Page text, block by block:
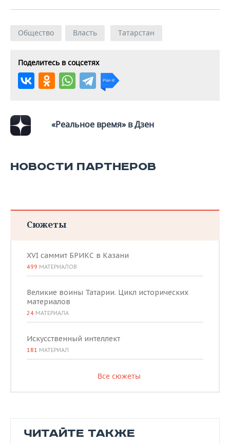
Общество Власть Татарстан
Поделитесь в соцсетях
«Реальное время» в Дзен
НОВОСТИ ПАРТНЕРОВ
Сюжеты
XVI саммит БРИКС в Казани
499 МАТЕРИАЛОВ
Великие воины Татарии. Цикл исторических
материалов
24 МАТЕРИАЛА
Искусственный интеллект
181 МАТЕРИАЛ
Все сюжеты
ЧИТАЙТЕ ТАКЖЕ